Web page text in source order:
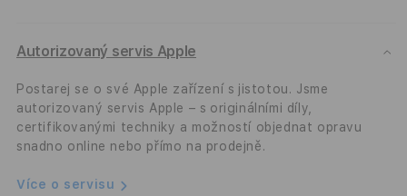
Autorizovaný servis Apple
Postarej se o své Apple zařízení s jistotou. Jsme
autorizovaný servis Apple – s originálními díly,
certifikovanými techniky a možností objednat opravu
snadno online nebo přímo na prodejně.
Více o servisu